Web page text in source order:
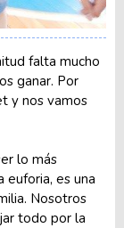
falta mucho
ganar. Por
y nos vamos
lo más
euforia, es una
Nosotros
todo por la